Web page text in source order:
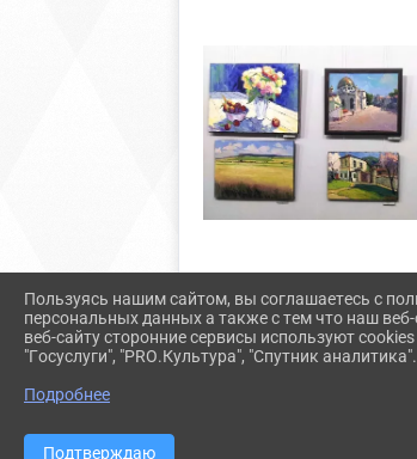
Пользуясь нашим сайтом, вы соглашаетесь с
персональных данных а также с тем что наш
веб-сайту сторонние сервисы используют
"Госуслуги", "PRO.Культура", "Спутник аналитика".
Подробнее
Подтверждаю